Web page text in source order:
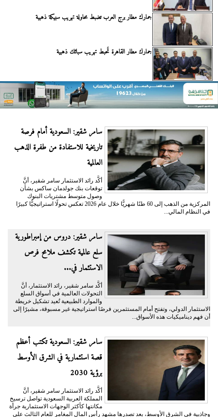
جمارك مطار برج العرب تضبط محاولة تهريب سبيكة ذهبية
جمارك مطار القاهرة تُحبط تهريب سبائك ذهبية
سامر شقير: السعودية أمام فرصة
تاريخية للاستفادة من طفرة الذهب
العالمية
أكَّد رائد الاستثمار سامر شقير، أنَّ
توقعات بنك جولدمان ساكس بشأن
وصول متوسط مشتريات البنوك
المركزية من الذهب إلى 60 طنًا شهريًّا خلال عام 2026 تعكس تحولًا استراتيجيًّا كبيرًا
في النظام المالي...
سامر شقير: دروس من إمبراطورية
سلع عالمية تكشف ملامح فرص
الاستثمار في...
أكَّد سامر شقير، رائد الاستثمار، أنَّ
التحولات العالمية في أسواق السلع
والموارد الطبيعية تُعيد تشكيل خريطة
الاستثمار الدولي، وتفتح أمام المستثمرين فرصًا استراتيجية غير مسبوقة، مشيرًا إلى
أن فهم ديناميكيات هذه الأسواق...
سامر شقير: السعودية تكتب أعظم
قصة استثمارية في الشرق الأوسط
برؤية 2030
أكَّد رائد الاستثمار سامر شقير، أنَّ
المملكة العربية السعودية تواصل ترسيخ
مكانتها كأكثر الوجهات الاستثمارية جرأة
وجاذبية في الشرق الأوسط، بعد تصدرها مشهد رأس المال المغامر للعام الثالث على